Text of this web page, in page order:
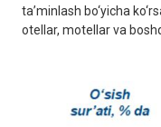
ta’minlash bo‘yicha
otellar, motellar va